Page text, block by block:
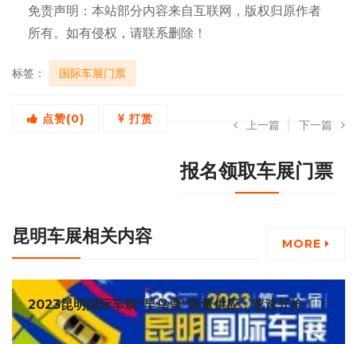
免责声明：本站部分内容来自互联网，版权归原作者
所有。如有侵权，请联系删除！
标签： 国际车展门票
点赞(0) 打赏 上一篇 下一篇
报名领取车展门票
昆明车展相关内容 MORE
2023昆明国际车展“早鸟票”限量供应，速速开抢！！
先到先得，第二十届昆明国际车展“早鸟票”正式开售！请于